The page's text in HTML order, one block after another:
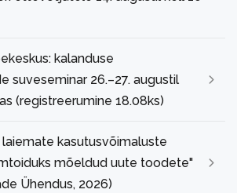
kalanduse
suveseminar 26.–27. augustil
(registreerumine 18.08ks)
laiemate kasutusvõimaluste
mõeldud uute toodete"
Ühendus, 2026)